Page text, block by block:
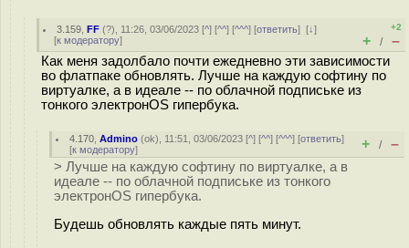
3.159 ,FF (?), 11:26, 03/06/2023 [^] [^^] [^^^] [ответить][↓]
[к модератору]
+2
+ / –
Как меня задолбало почти ежедневно эти зависимости
во флатпаке обновлять. Лучше на каждую софтину по
виртуалке, а в идеале -- по облачной подпиське из
тонкого электронOS гипербука.
4.170 ,Admino (ok), 11:51, 03/06/2023 [^] [^^] [^^^] [ответить]
[к модератору] + / –
> Лучше на каждую софтину по виртуалке, а в
идеале -- по облачной подпиське из тонкого
электронOS гипербука.
Будешь обновлять каждые пять минут.